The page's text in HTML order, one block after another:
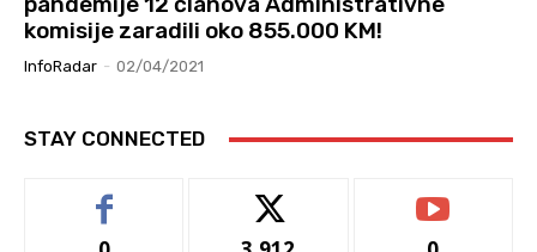
komisije zaradili oko 855.000 KM!
InfoRadar - 02/04/2021
STAY CONNECTED